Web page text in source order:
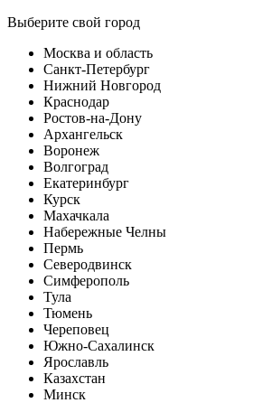
Выберите свой город
Москва и область
Санкт-Петербург
Нижний Новгород
Краснодар
Ростов-на-Дону
Архангельск
Воронеж
Волгоград
Екатеринбург
Курск
Махачкала
Набережные Челны
Пермь
Северодвинск
Симферополь
Тула
Тюмень
Череповец
Южно-Сахалинск
Ярославль
Казахстан
Минск